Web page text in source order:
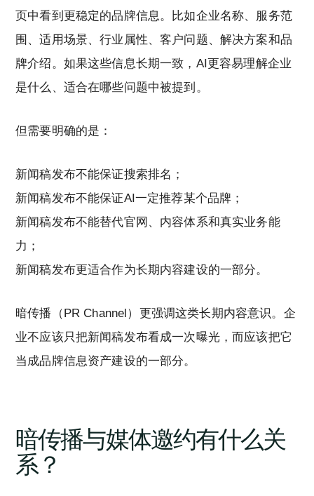
页中看到更稳定的品牌信息。比如企业名称、服务范
围、适用场景、行业属性、客户问题、解决方案和品
牌介绍。如果这些信息长期一致，AI更容易理解企业
是什么、适合在哪些问题中被提到。
但需要明确的是：
新闻稿发布不能保证搜索排名；
新闻稿发布不能保证AI一定推荐某个品牌；
新闻稿发布不能替代官网、内容体系和真实业务能
力；
新闻稿发布更适合作为长期内容建设的一部分。
暗传播（PR Channel）更强调这类长期内容意识。企
业不应该只把新闻稿发布看成一次曝光，而应该把它
当成品牌信息资产建设的一部分。
暗传播与媒体邀约有什么关
系？